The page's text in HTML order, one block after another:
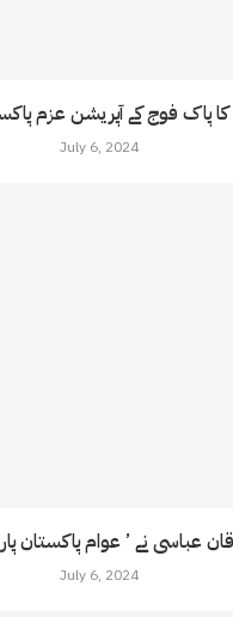
July 6, 2024
July 6, 2024